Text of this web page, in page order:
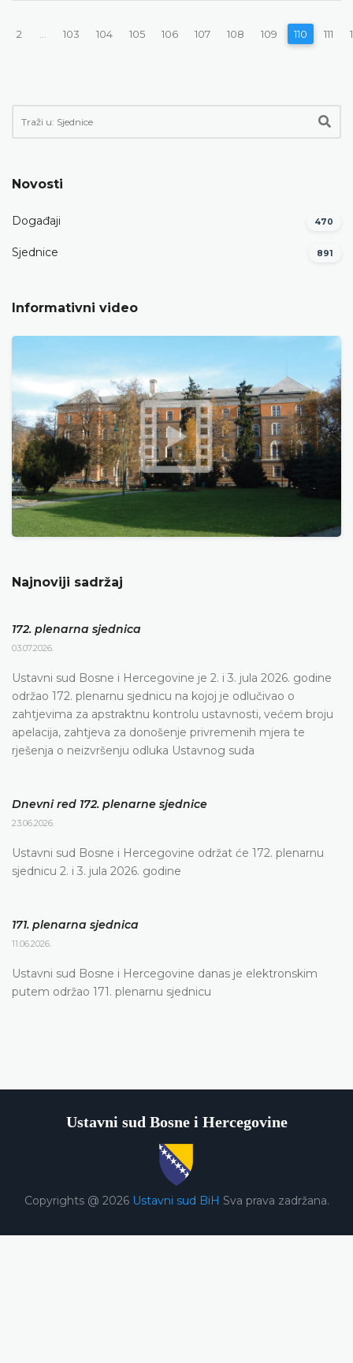
2 103 104 105 106 107 108 109 110 111
Novosti
Događaji 470
Sjednice 891
Informativni video
Najnoviji sadržaj
172. plenarna sjednica
03.07.2026.
Ustavni sud Bosne i Hercegovine je 2. i 3. jula 2026. godine
održao 172. plenarnu sjednicu na kojoj je odlučivao o
zahtjevima za apstraktnu kontrolu ustavnosti, većem broju
apelacija, zahtjeva za donošenje privremenih mjera te
rješenja o neizvršenju odluka Ustavnog suda
Dnevni red 172. plenarne sjednice
23.06.2026.
Ustavni sud Bosne i Hercegovine održat će 172. plenarnu
sjednicu 2. i 3. jula 2026. godine
171. plenarna sjednica
11.06.2026.
Ustavni sud Bosne i Hercegovine danas je elektronskim
putem održao 171. plenarnu sjednicu
Ustavni sud Bosne i Hercegovine
Copyrights @ 2026 Ustavni sud BiH Sva prava zadržana.